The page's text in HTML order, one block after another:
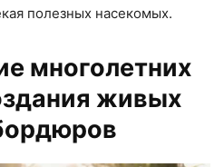
полезных насекомых.
многолетних
живых